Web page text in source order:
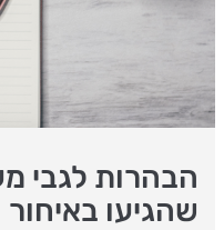
הבהרות לגבי
שהגיעו באיחור